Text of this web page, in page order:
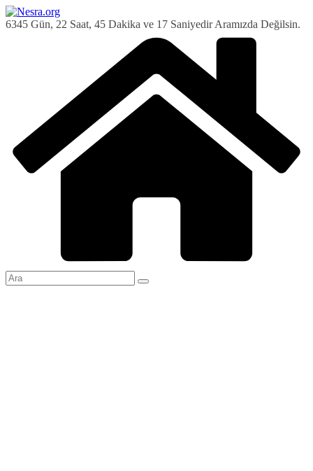
Skip
to
6345 Gün, 22 Saat, 45 Dakika ve 18 Saniyedir Aramızda Değilsin.